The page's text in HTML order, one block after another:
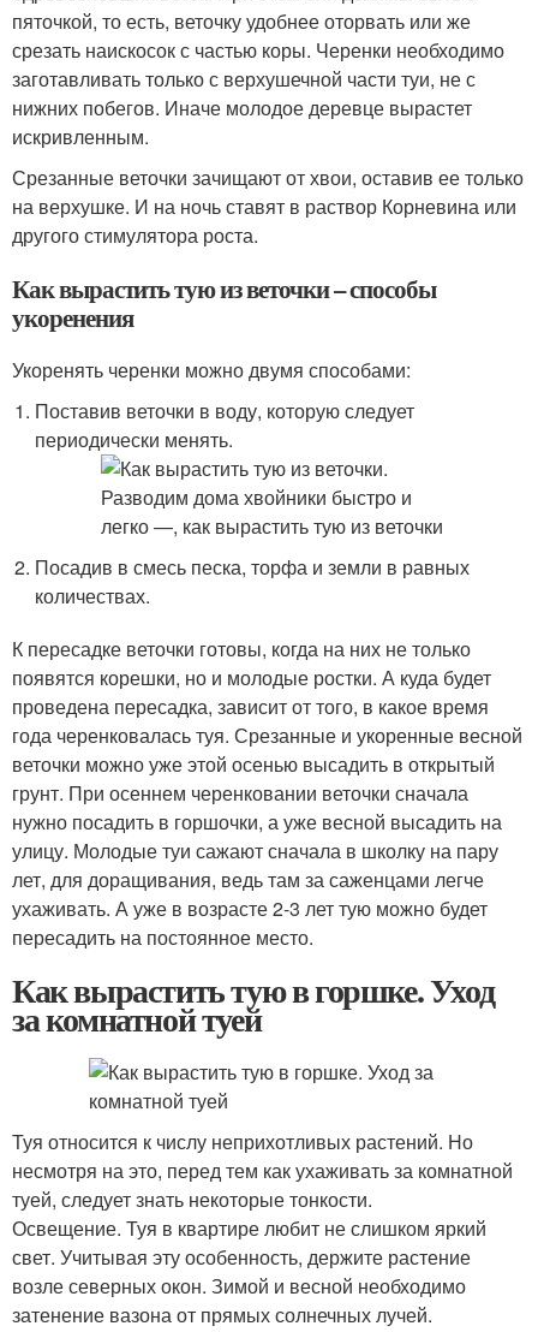
пяточкой, то есть, веточку удобнее оторвать или же
срезать наискосок с частью коры. Черенки необходимо
заготавливать только с верхушечной части туи, не с
нижних побегов. Иначе молодое деревце вырастет
искривленным.
Срезанные веточки зачищают от хвои, оставив ее только
на верхушке. И на ночь ставят в раствор Корневина или
другого стимулятора роста.
Как вырастить тую из веточки – способы
укоренения
Укоренять черенки можно двумя способами:
Поставив веточки в воду, которую следует
периодически менять.
Посадив в смесь песка, торфа и земли в равных
количествах.
К пересадке веточки готовы, когда на них не только
появятся корешки, но и молодые ростки. А куда будет
проведена пересадка, зависит от того, в какое время
года черенковалась туя. Срезанные и укоренные весной
веточки можно уже этой осенью высадить в открытый
грунт. При осеннем черенковании веточки сначала
нужно посадить в горшочки, а уже весной высадить на
улицу. Молодые туи сажают сначала в школку на пару
лет, для доращивания, ведь там за саженцами легче
ухаживать. А уже в возрасте 2-3 лет тую можно будет
пересадить на постоянное место.
Как вырастить тую в горшке. Уход
за комнатной туей
Туя относится к числу неприхотливых растений. Но
несмотря на это, перед тем как ухаживать за комнатной
туей, следует знать некоторые тонкости.
Освещение. Туя в квартире любит не слишком яркий
свет. Учитывая эту особенность, держите растение
возле северных окон. Зимой и весной необходимо
затенение вазона от прямых солнечных лучей.